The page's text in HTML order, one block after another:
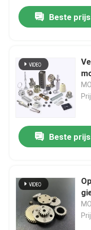
Beste prijs
Beste prijs